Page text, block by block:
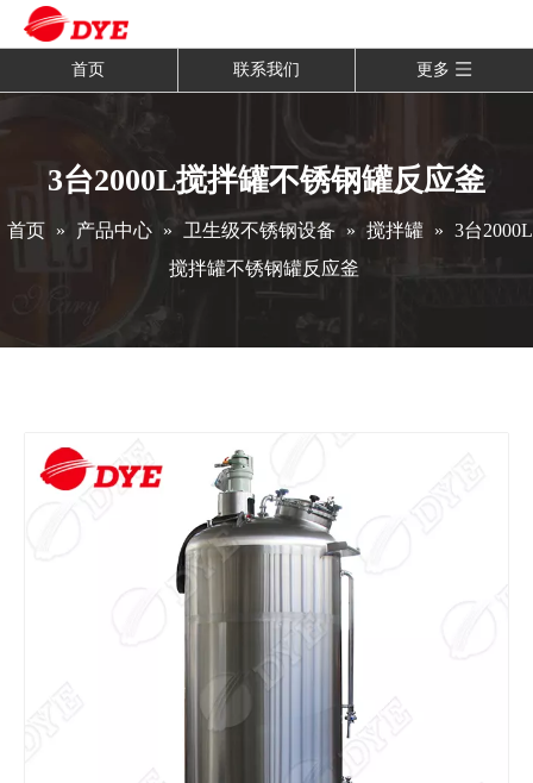
首页 联系我们 更多
3台2000L搅拌罐不锈钢罐反应釜
首页 » 产品中心 » 卫生级不锈钢设备 » 搅拌罐 » 3台2000L
搅拌罐不锈钢罐反应釜